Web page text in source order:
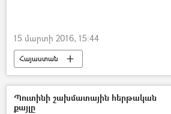
15 մարտի 2016, 15:44
Հայաստան
Պուտինի շախմատային հերթական
քայլը